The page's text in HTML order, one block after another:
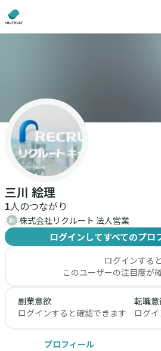
三川 絵理
1人のつながり
株式会社リクルート 法人営業
ログインしてすべてのプロ
ログインすると
このユーザーの注目度が
副業意欲
ログインすると確認できます
転職意
ログ
プロフィール